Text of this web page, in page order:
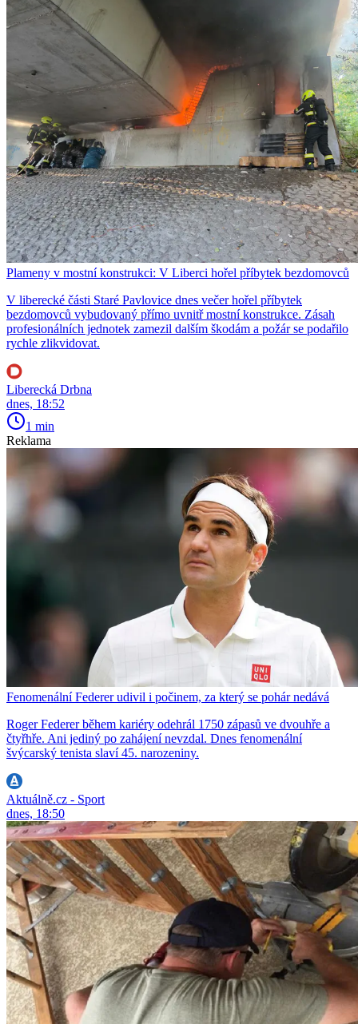
Plameny v mostní konstrukci: V Liberci hořel příbytek bezdomovců
V liberecké části Staré Pavlovice dnes večer hořel příbytek
bezdomovců vybudovaný přímo uvnitř mostní konstrukce. Zásah
profesionálních jednotek zamezil dalším škodám a požár se podařilo
rychle zlikvidovat.
Liberecká Drbna
dnes, 18:52
1 min
Reklama
Fenomenální Federer udivil i počinem, za který se pohár nedává
Roger Federer během kariéry odehrál 1750 zápasů ve dvouhře a
čtyřhře. Ani jediný po zahájení nevzdal. Dnes fenomenální
švýcarský tenista slaví 45. narozeniny.
Aktuálně.cz - Sport
dnes, 18:50